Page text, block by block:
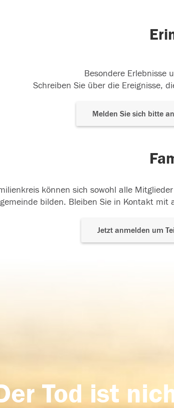
Besondere Erlebnisse
Schreiben Sie über die Ereignisse,
Melden Sie sich bitte
können sich sowohl alle
bilden. Bleiben Sie in Kontakt
Jetzt anmelden um
Tod ist